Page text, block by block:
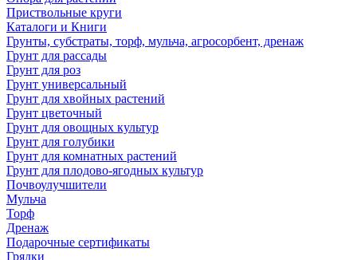
Приствольные круги
Каталоги и Книги
Грунты, субстраты, торф, мульча, агросорбент, дренаж
Грунт для рассады
Грунт для роз
Грунт универсальный
Грунт для хвойных растений
Грунт цветочный
Грунт для овощных культур
Грунт для голубики
Грунт для комнатных растений
Грунт для плодово-ягодных культур
Почвоулучшители
Мульча
Торф
Дренаж
Подарочные сертификаты
Грядки